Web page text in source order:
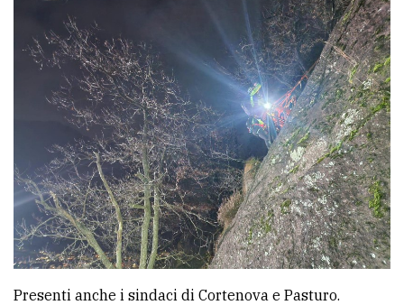
Presenti anche i sindaci di Cortenova e Pasturo.